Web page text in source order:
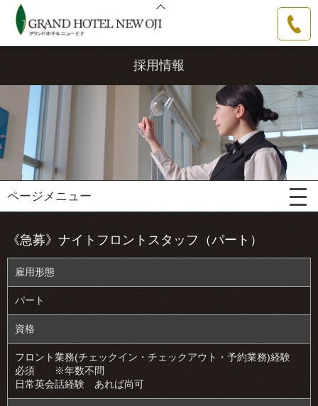
採用情報
ページメニュー
《急募》ナイトフロントスタッフ（パート）
雇用形態
パート
資格
フロント業務(チェックイン・チェックアウト・予約業務)経験
必須 ※年数不問
日常英会話経験 あれば尚可